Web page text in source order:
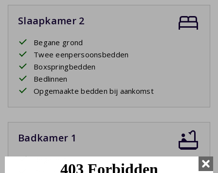
Slaapkamer 2
Begane grond
Twee eenpersoonsbedden
Boxspringbedden
Bedlinnen
Opgemaakte bedden bij aankomst
Badkamer 1
Begane grond